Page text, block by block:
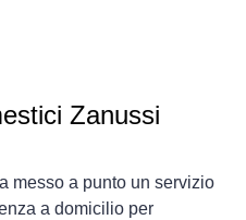
Zanussi
messo a punto un servizio
a domicilio per